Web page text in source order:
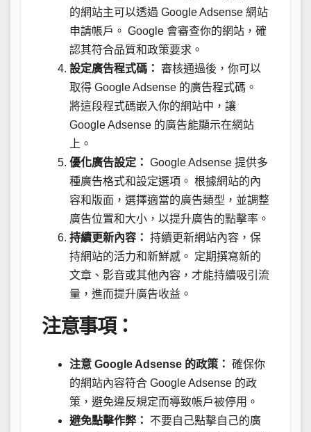
的網站主可以透過 Google Adsense 網站
申請帳戶。 Google 會審查你的網站，確
認其符合品質和政策要求。
設定廣告程式碼： 審核通過後，你可以
取得 Google Adsense 的廣告程式碼。
將這段程式碼嵌入你的網站中，讓
Google Adsense 的廣告能顯示在網站
上。
優化廣告設定： Google Adsense 提供多
種廣告格式和設定選項。 根據網站的內
容和版面，選擇適當的廣告類型，並調整
廣告位置和大小，以提升廣告的點擊率。
持續更新內容： 持續更新網站內容，保
持網站的活力和新鮮感。 定期撰寫新的
文章、影音或其他內容，才能持續吸引流
量，進而提升廣告收益。
注意事項：
注意 Google Adsense 的政策： 確保你
的網站內容符合 Google Adsense 的政
策，避免違反規定而導致帳戶被停用。
避免點擊作弊：
不要自己點擊自己的廣